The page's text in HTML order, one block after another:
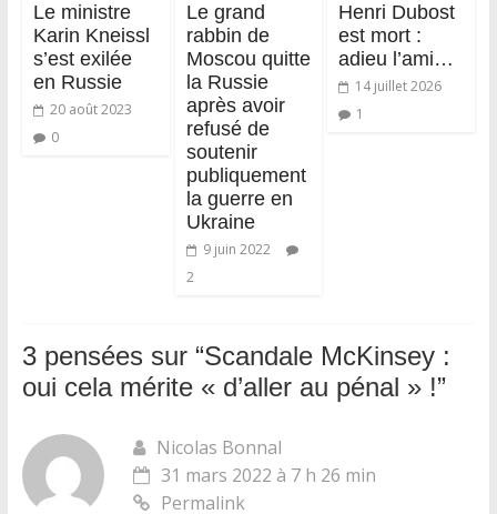
Le ministre
Karin Kneissl
s’est exilée
en Russie
20 août 2023
0
Le grand
rabbin de
Moscou quitte
la Russie
après avoir
refusé de
soutenir
publiquement
la guerre en
Ukraine
9 juin 2022
2
Henri Dubost
est mort :
adieu l’ami…
14 juillet 2026
1
3 pensées sur “Scandale McKinsey :
oui cela mérite « d’aller au pénal » !”
Nicolas Bonnal
31 mars 2022 à 7 h 26 min
Permalink